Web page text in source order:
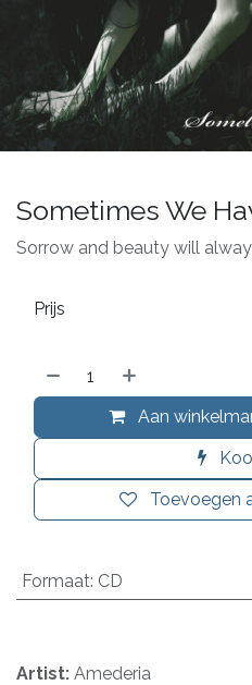
Sometimes We
Sorrow and beauty will
Aan
Toevoegen
Prijs
Formaat: CD
Artist: Amederia